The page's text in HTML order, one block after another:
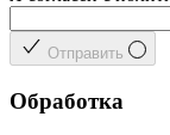
Отправить
Обработка